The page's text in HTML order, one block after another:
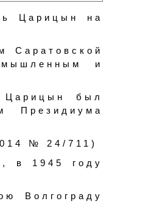
Царицын на
Саратовской
и
был
Президиума
№ 24/711)
в 1945 году
Волгограду